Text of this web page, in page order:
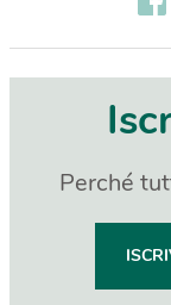
Perché